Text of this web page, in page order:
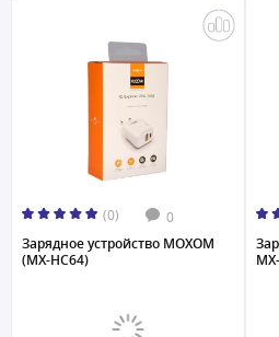
(0) 0
Зарядное устройство MOXOM
(MX-HC64)